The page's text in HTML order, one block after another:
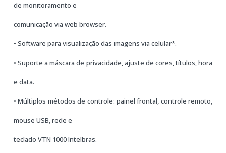
de monitoramento e
comunicação via web browser.
• Software para visualização das imagens via celular*.
• Suporte a máscara de privacidade, ajuste de cores, títulos, hora
e data.
• Múltiplos métodos de controle: painel frontal, controle remoto,
mouse USB, rede e
teclado VTN 1000 Intelbras.